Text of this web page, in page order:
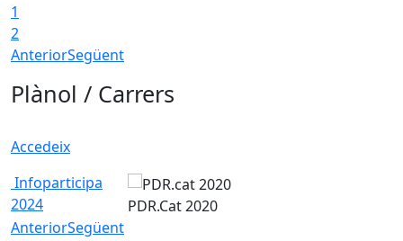
1
2
AnteriorSegüent
Plànol / Carrers
Accedeix
Infoparticipa
2024
PDR.Cat 2020
AnteriorSegüent